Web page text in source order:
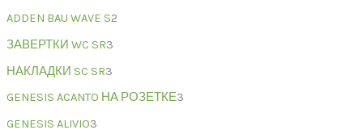
ADDEN BAU WAVE S2
ЗАВЕРТКИ WC SR3
НАКЛАДКИ SC SR3
GENESIS ACANTO НА РОЗЕТКЕ3
GENESIS ALIVIO3